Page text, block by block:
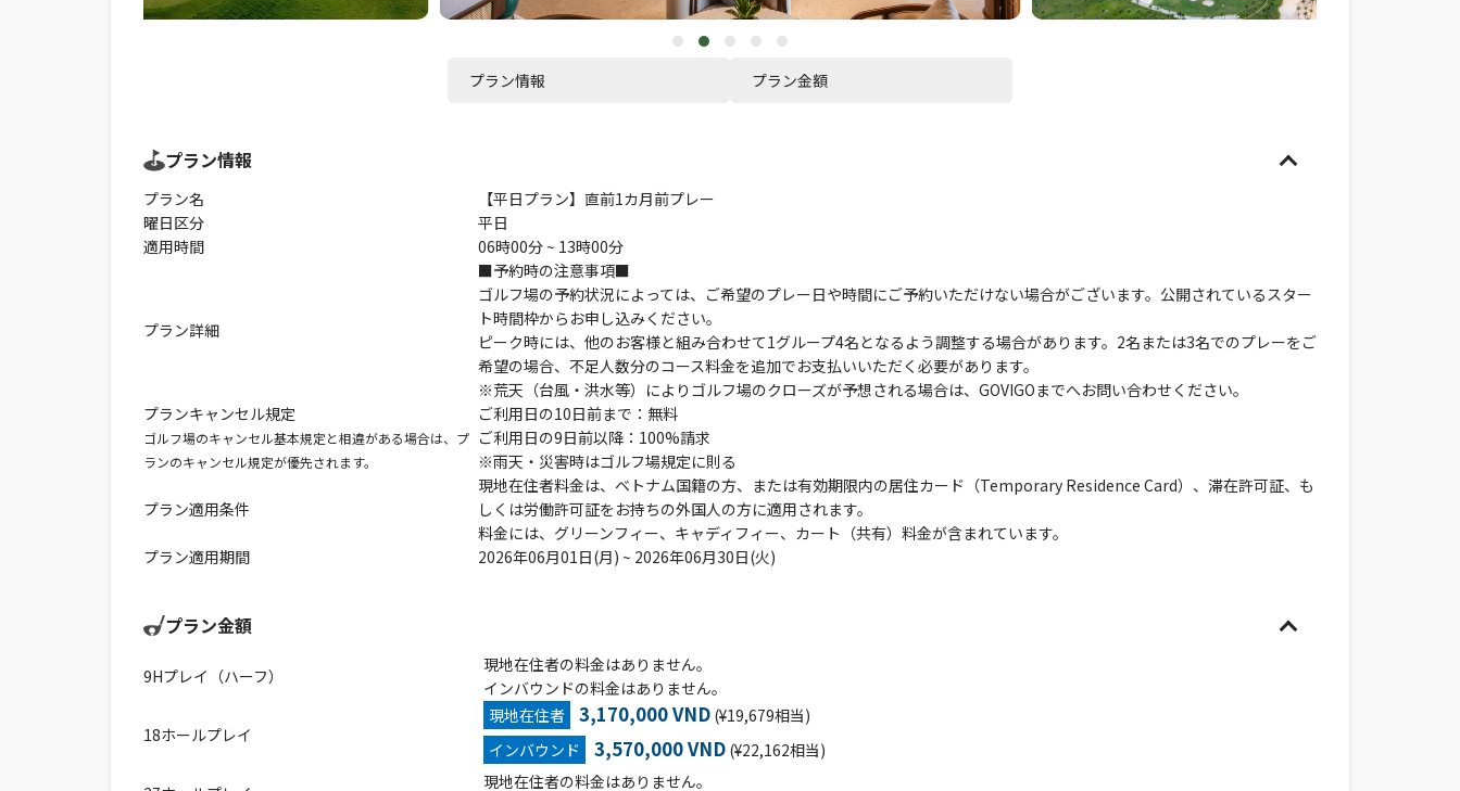
プラン情報 プラン金額
プラン情報
プラン名
【平日プラン】直前1カ月前プレー
曜日区分
平日
適用時間
06時00分 ~ 13時00分
プラン詳細
■予約時の注意事項■
ゴルフ場の予約状況によっては、ご希望のプレー日や時間にご予約いただけない場合がございます。公開されているスター
ト時間枠からお申し込みください。
ピーク時には、他のお客様と組み合わせて1グループ4名となるよう調整する場合があります。2名または3名でのプレーをご
希望の場合、不足人数分のコース料金を追加でお支払いいただく必要があります。
※荒天（台風・洪水等）によりゴルフ場のクローズが予想される場合は、GOVIGOまでへお問い合わせください。
プランキャンセル規定
ゴルフ場のキャンセル基本規定と相違がある場合は、プ
ランのキャンセル規定が優先されます。
ご利用日の10日前まで：無料
ご利用日の9日前以降：100%請求
※雨天・災害時はゴルフ場規定に則る
プラン適用条件
現地在住者料金は、ベトナム国籍の方、または有効期限内の居住カード（Temporary Residence Card）、滞在許可証、も
しくは労働許可証をお持ちの外国人の方に適用されます。
料金には、グリーンフィー、キャディフィー、カート（共有）料金が含まれています。
プラン適用期間
2026年06月01日(月) ~ 2026年06月30日(火)
プラン金額
9Hプレイ（ハーフ）
現地在住者の料金はありません。
インバウンドの料金はありません。
18ホールプレイ
現地在住者 3,170,000 VND (¥19,679相当)
インバウンド
3,570,000 VND (¥22,162相当)
現地在住者の料金はありません。